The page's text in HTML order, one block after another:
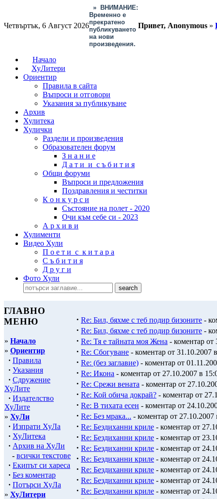
Четвъртък, 6 Август 2026
»
ВНИМАНИЕ:
Временно е
прекратено
публикуването
на нови
произведения.
Привет, Anonymous »
Начало
ХуЛитери
Ориентир
Правила в сайта
Въпроси и отговори
Указания за публикуване
Архив
Хулитека
Хулички
Раздели и произведения
Образователен форум
З н а н и е
Д а т и и с ъ б и т и я
Общи форуми
Въпроси и предложения
Поздравления и честитки
К о н к у р с и
Състояние на полет - 2020
Очи към себе си - 2023
А р х и в и
Хулименти
Видео Хули
П о е т и с к и т а р а
С ъ б и т и я
Д р у г и
Фото Хули
ГЛАВНО
МЕНЮ
» Начало
» Ориентир
· Правила
· Указания
· Сдружение
ХуЛите
· Издателство
ХуЛите
» ХуЛи
· Изпрати ХуЛа
· ХуЛитека
· Архив на ХуЛи
- всички текстове
· Екипът си хареса
· Без коментар
· Потърси ХуЛа
» ХуЛитери
· Re: Бил, бяхме с теб подир бизоните -
· Re: Бил, бяхме с теб подир бизоните -
· Re: Тя е тайната моя Жена - коментар от
· Re: Сбогуване - коментар от 31.10.2007
· Re: (без заглавие) - коментар от
· Re: Икона - коментар от 27.10.2007 в
· Re: Срежи вената - коментар от
· Re: Кой обича докрай? - коментар от
· Re: В тихата есен - коментар от
· Re: Без мрака... - коментар от 27.10.2007
· Re: Бездиханни криле - коментар от
· Re: Бездиханни криле - коментар от
· Re: Бездиханни криле - коментар от
· Re: Бездиханни криле - коментар от
· Re: Бездиханни криле - коментар от
· Re: Бездиханни криле - коментар от
· Re: Бездиханни криле - коментар от